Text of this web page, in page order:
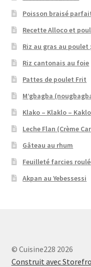
Poisson braisé
Recette Alloco et
Riz au gras au poulet
Riz cantonais au foie
Pattes de poulet Frit
M’gbagba
Klako – Klaklo –
Leche Flan (Crème
Gâteau au rhum
Feuilleté farcies
Akpan au Yebessessi
© Cuisine228 2026
Construit avec